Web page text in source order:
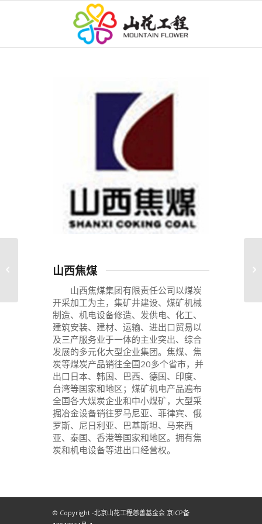
山西焦煤
山西焦煤集团有限责任公司以煤炭
开采加工为主，集矿井建设、煤矿机械
制造、机电设备修造、发供电、化工、
建筑安装、建材、运输、进出口贸易以
及三产服务业于一体的主业突出、综合
发展的多元化大型企业集团。焦煤、焦
炭等煤炭产品销往全国20多个省市，并
出口日本、韩国、巴西、德国、印度、
台湾等国家和地区；煤矿机电产品遍布
全国各大煤炭企业和中小煤矿，大型采
掘冶金设备销往罗马尼亚、菲律宾、俄
罗斯、尼日利亚、巴基斯坦、马来西
亚、泰国、香港等国家和地区。拥有焦
炭和机电设备等进出口经营权。
© Copyright -北京山花工程慈善基金会 京ICP备
 